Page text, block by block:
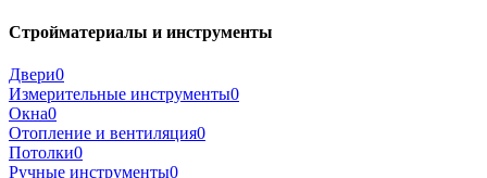
Стройматериалы и инструменты
Двери0
Измерительные инструменты0
Окна0
Отопление и вентиляция0
Потолки0
Ручные инструменты0